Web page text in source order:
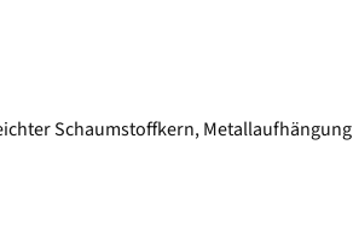
Schaumstoffkern, Metallaufhängung